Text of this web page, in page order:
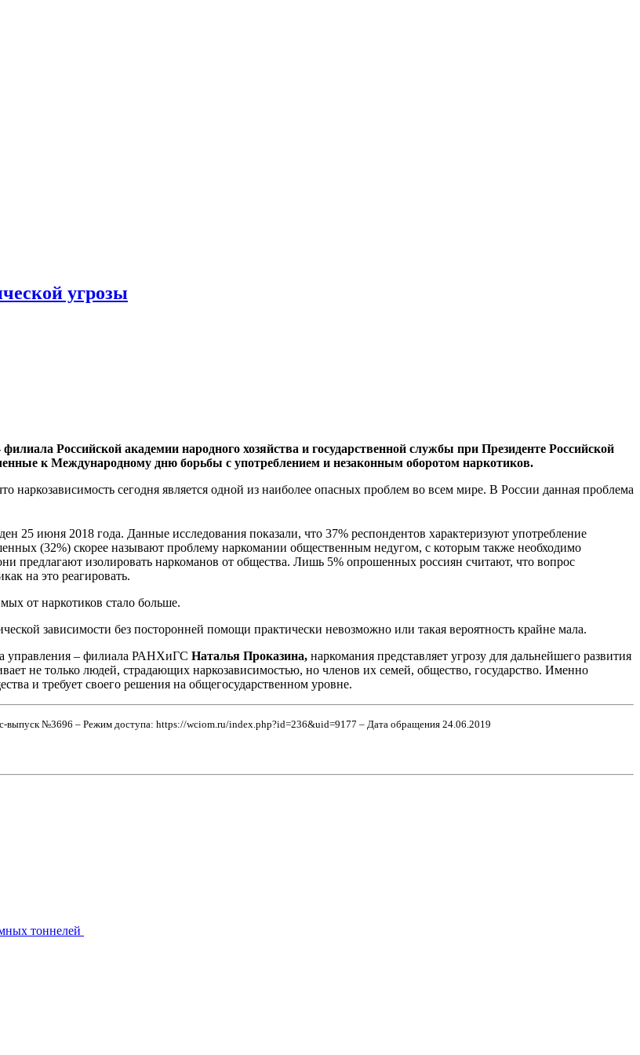
угрозы
Российской академии народного хозяйства и государственной службы при Президенте Российской
к Международному дню борьбы с употреблением и незаконным оборотом наркотиков.
наркозависимость сегодня является одной из наиболее опасных проблем во всем мире. В России данная проблема
25 июня 2018 года. Данные исследования показали, что 37% респондентов характеризуют употребление
(32%) скорее называют проблему наркомании общественным недугом, с которым также необходимо
предлагают изолировать наркоманов от общества. Лишь 5% опрошенных россиян считают, что вопрос
на это реагировать.
от наркотиков стало больше.
зависимости без посторонней помощи практически невозможно или такая вероятность крайне мала.
управления – филиала РАНХиГС Наталья Проказина, наркомания представляет угрозу для дальнейшего развития
не только людей, страдающих наркозависимостью, но членов их семей, общество, государство. Именно
и требует своего решения на общегосударственном уровне.
№3696 – Режим доступа: https://wciom.ru/index.php?id=236&uid=9177 – Дата обращения 24.06.2019
тоннелей